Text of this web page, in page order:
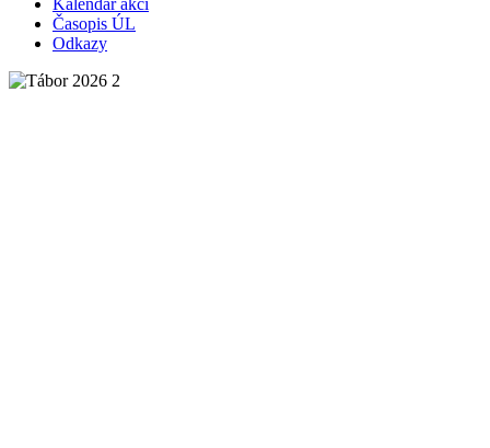
Kalendář akcí
Časopis ÚL
Odkazy